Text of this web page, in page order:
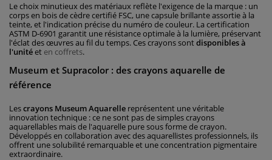
Le choix minutieux des matériaux reflète l'exigence de la marque : un
corps en bois de cèdre certifié FSC, une capsule brillante assortie à la
teinte, et l'indication précise du numéro de couleur. La certification
ASTM D-6901 garantit une résistance optimale à la lumière, préservant
l'éclat des œuvres au fil du temps. Ces crayons sontdisponibles à
l'unitéet en coffrets.
Museum et Supracolor : des crayons aquarelle de
référence
Lescrayons Museum Aquarelle représentent une véritable
innovation technique : ce ne sont pas de simples crayons
aquarellables mais de l'aquarelle pure sous forme de crayon.
Développés en collaboration avec des aquarellistes professionnels, ils
offrent une solubilité remarquable et une concentration pigmentaire
extraordinaire.